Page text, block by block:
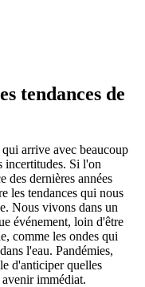
tendances de
arrive avec beaucoup
incertitudes. Si l'on
des dernières années
les tendances qui nous
Nous vivons dans un
événement, loin d'être
comme les ondes qui
l'eau. Pandémies,
d'anticiper quelles
immédiat.